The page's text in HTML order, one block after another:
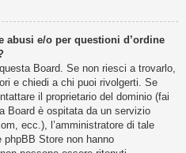
abusi e/o per questioni d’ordine
Board. Se non riesci a trovarlo,
e chiedi a chi puoi rivolgerti. Se
il proprietario del dominio (fai
Board è ospitata da un servizio
ecc.), l’amministratore di tale
Store non hanno